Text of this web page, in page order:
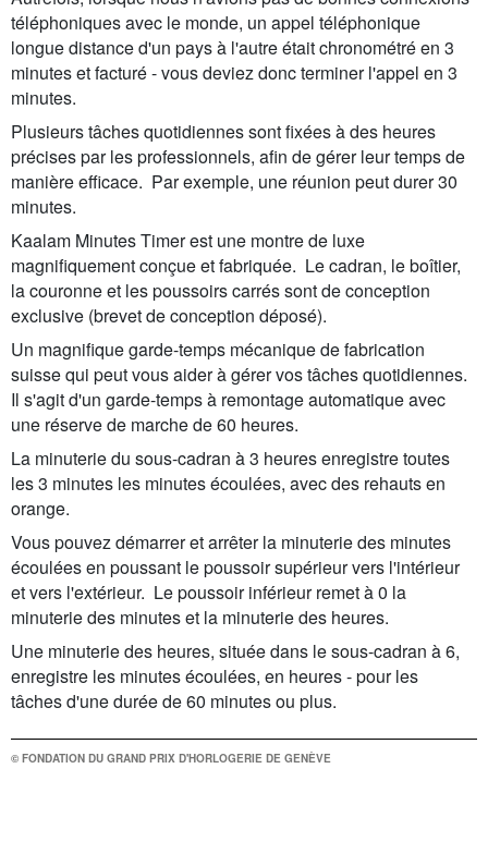
téléphoniques avec le monde, un appel téléphonique
longue distance d'un pays à l'autre était chronométré en 3
minutes et facturé - vous deviez donc terminer l'appel en 3
minutes.
Plusieurs tâches quotidiennes sont fixées à des heures
précises par les professionnels, afin de gérer leur temps de
manière efficace. Par exemple, une réunion peut durer 30
minutes.
Kaalam Minutes Timer est une montre de luxe
magnifiquement conçue et fabriquée. Le cadran, le boîtier,
la couronne et les poussoirs carrés sont de conception
exclusive (brevet de conception déposé).
Un magnifique garde-temps mécanique de fabrication
suisse qui peut vous aider à gérer vos tâches quotidiennes.
Il s'agit d'un garde-temps à remontage automatique avec
une réserve de marche de 60 heures.
La minuterie du sous-cadran à 3 heures enregistre toutes
les 3 minutes les minutes écoulées, avec des rehauts en
orange.
Vous pouvez démarrer et arrêter la minuterie des minutes
écoulées en poussant le poussoir supérieur vers l'intérieur
et vers l'extérieur. Le poussoir inférieur remet à 0 la
minuterie des minutes et la minuterie des heures.
Une minuterie des heures, située dans le sous-cadran à 6,
enregistre les minutes écoulées, en heures - pour les
tâches d'une durée de 60 minutes ou plus.
© FONDATION DU GRAND PRIX D'HORLOGERIE DE GENÈVE